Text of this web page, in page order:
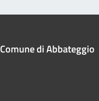
Comune di Abbateggio